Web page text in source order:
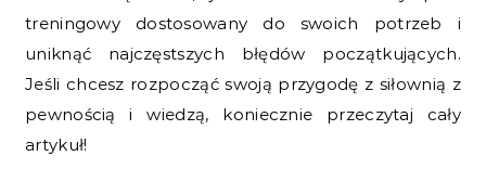
treningowy dostosowany do swoich potrzeb i
uniknąć najczęstszych błędów początkujących.
Jeśli chcesz rozpocząć swoją przygodę z siłownią z
pewnością i wiedzą, koniecznie przeczytaj cały
artykuł!